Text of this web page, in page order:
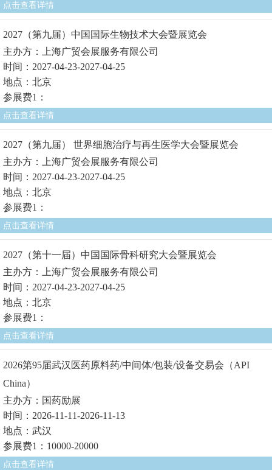
点击查看详情
2027（第九届）中国国际生物技术大会暨展览会
主办方：上海广贸会展服务有限公司
时间：2027-04-23-2027-04-25
地点：北京
参展费1：
点击查看详情
2027（第九届） 世界细胞治疗与再生医学大会暨展览会
主办方：上海广贸会展服务有限公司
时间：2027-04-23-2027-04-25
地点：北京
参展费1：
点击查看详情
2027（第十一届）中国国际骨科研究大会暨展览会
主办方：上海广贸会展服务有限公司
时间：2027-04-23-2027-04-25
地点：北京
参展费1：
点击查看详情
2026第95届武汉医药原料药/中间体/包装/设备交易会（API
China）
主办方：国药励展
时间：2026-11-11-2026-11-13
地点：武汉
参展费1：10000-20000
点击查看详情